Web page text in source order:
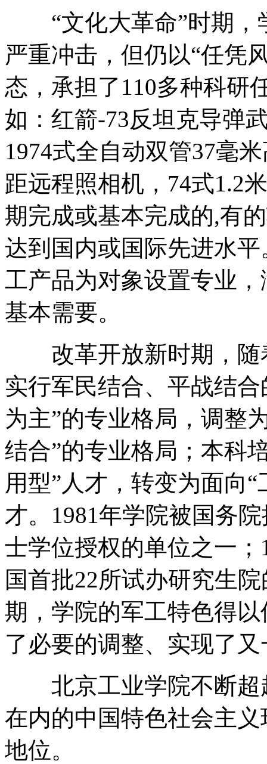
“文化大革命”时期，
严重冲击，但仍以“任凭
态，承担了110多种科研
如：红箭-73反坦克导弹
1974式全自动双管37毫
距远程照相机，74式1.2
期完成或基本完成的,有
达到国内或国际先进水
工产品为对象设置专业
基本需要。
改革开放新时期，随
实行军民结合、平战结
为主”的专业格局，调整
结合”的专业格局；本科
用型”人才，转变为面向
才。1981年学院被国务
士学位授权的单位之一
国首批22所试办研究生
期，学院的军工特色得
了必要的调整、实现了
北京工业学院不断超
在内的中国特色社会主
地位。